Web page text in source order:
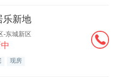
乐新地
-东城新区
现房